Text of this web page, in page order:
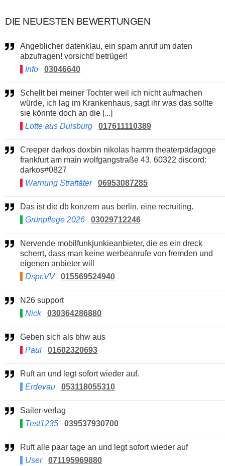
DIE NEUESTEN BEWERTUNGEN
Angeblicher datenklau, ein spam anruf um daten
abzufragen! vorsicht! betrüger!
Info
03046640
Schellt bei meiner Tochter weil ich nicht aufmachen
würde, ich lag im Krankenhaus, sagt ihr was das sollte
sie könnte doch an die [...]
Lotte aus Duisburg
017611110389
Creeper darkos doxbin nikolas hamm theaterpädagoge
frankfurt am main wolfgangstraße 43, 60322 discord:
darkos#0827
Warnung Straftäter
06953087285
Das ist die db konzern aus berlin, eine recruiting.
Grünpflege 2026
03029712246
Nervende mobilfunkjunkieanbieter, die es ein dreck
scherrt, dass man keine werbeanrufe von fremden und
eigenen anbieter will
Dspr.VV
015569524940
N26 support
Nick
030364286880
Geben sich als bhw aus
Paul
01602320693
Ruft an und legt sofort wieder auf.
Erdevau
053118055310
Sailer-verlag
Test1235
039537930700
Ruft alle paar tage an und legt sofort wieder auf
User
071195969880